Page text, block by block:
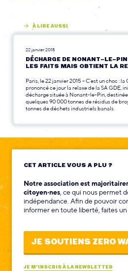
À LIRE AUSSI
22 janvier 2015
DÉCHARGE DE NONANT-LE-
LES FAITS MAIS OBTIENT LA
Paris, le 22 janvier 2015 – C’est un choc :
prononcé ce jour la relaxe de la SA GDE,
décharge située à Nonant-le-Pin,
quelques 90 000 tonnes de résidus de
tonnes de déchets industriels banals.
CET ARTICLE VOUS A PLU ?
Notre association est
citoyen‧nes , ce qui nous permet
indépendance. Afin de pouvoir
informer en toute liberté, faites un
JE SOUTIENS ZERO
JE M'INSCRIS À LA NEWSLETTER